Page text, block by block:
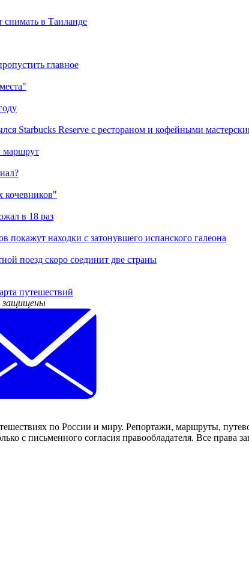
снимать в Таиланде
главное
Starbucks Reserve с рестораном и кофейными
маршрут
кочевников"
в 18 раз
покажут находки с затонувшего испанского галеона
поезд скоро соединит две страны
путешествий
защищены
по России и миру. Репортажи, маршруты,
с письменного согласия правообладателя. Все права